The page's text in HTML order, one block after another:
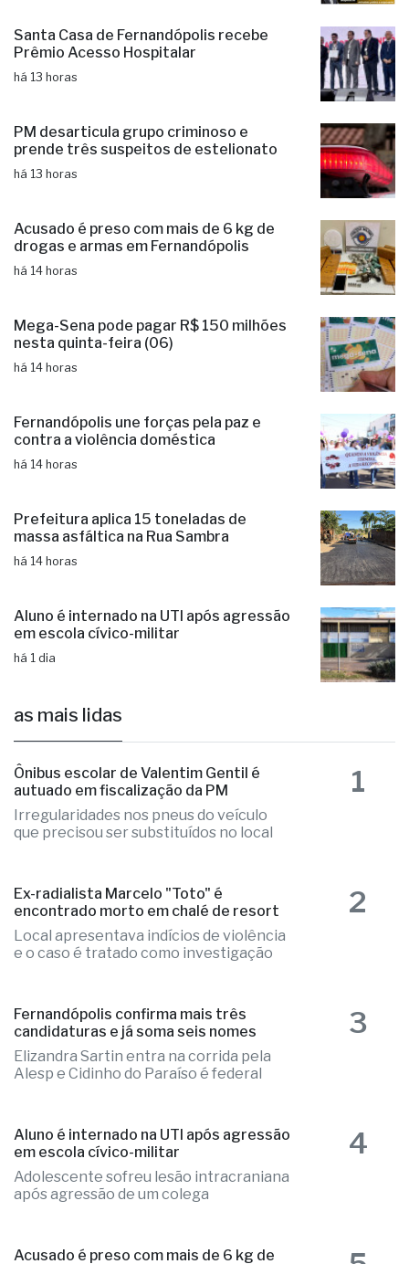
Santa Casa de Fernandópolis recebe
Prêmio Acesso Hospitalar
há 13 horas
PM desarticula grupo criminoso e
prende três suspeitos de estelionato
há 13 horas
Acusado é preso com mais de 6 kg de
drogas e armas em Fernandópolis
há 14 horas
Mega-Sena pode pagar R$ 150 milhões
nesta quinta-feira (06)
há 14 horas
Fernandópolis une forças pela paz e
contra a violência doméstica
há 14 horas
Prefeitura aplica 15 toneladas de
massa asfáltica na Rua Sambra
há 14 horas
Aluno é internado na UTI após agressão
em escola cívico-militar
há 1 dia
as mais lidas
Ônibus escolar de Valentim Gentil é
autuado em fiscalização da PM
Irregularidades nos pneus do veículo
que precisou ser substituídos no local
1
Ex-radialista Marcelo "Toto" é
encontrado morto em chalé de resort
Local apresentava indícios de violência
e o caso é tratado como investigação
2
Fernandópolis confirma mais três
candidaturas e já soma seis nomes
Elizandra Sartin entra na corrida pela
Alesp e Cidinho do Paraíso é federal
3
Aluno é internado na UTI após agressão
em escola cívico-militar
Adolescente sofreu lesão intracraniana
após agressão de um colega
4
Acusado é preso com mais de 6 kg de